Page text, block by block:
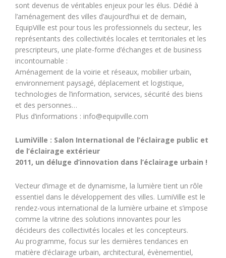
sont devenus de véritables enjeux pour les élus. Dédié à
l’aménagement des villes d’aujourd’hui et de demain,
EquipVille est pour tous les professionnels du secteur, les
représentants des collectivités locales et territoriales et les
prescripteurs, une plate-forme d’échanges et de business
incontournable :
Aménagement de la voirie et réseaux, mobilier urbain,
environnement paysagé, déplacement et logistique,
technologies de l’information, services, sécurité des biens
et des personnes…
Plus d’informations : info@equipville.com
LumiVille : Salon International de l’éclairage public et
de l’éclairage extérieur
2011, un déluge d’innovation dans l’éclairage urbain !
Vecteur d’image et de dynamisme, la lumière tient un rôle
essentiel dans le développement des villes. LumiVille est le
rendez-vous international de la lumière urbaine et s’impose
comme la vitrine des solutions innovantes pour les
décideurs des collectivités locales et les concepteurs.
Au programme, focus sur les dernières tendances en
matière d’éclairage urbain, architectural, évènementiel,